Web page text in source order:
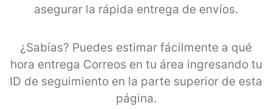
asegurar la rápida entrega de envíos.
¿Sabías? Puedes estimar fácilmente a qué
hora entrega Correos en tu área ingresando tu
ID de seguimiento en la parte superior de esta
página.